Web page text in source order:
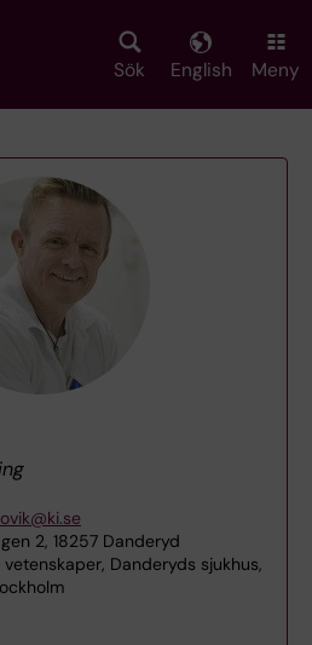
Sök English Meny
2, 18257 Danderyd
vetenskaper, Danderyds sjukhus,